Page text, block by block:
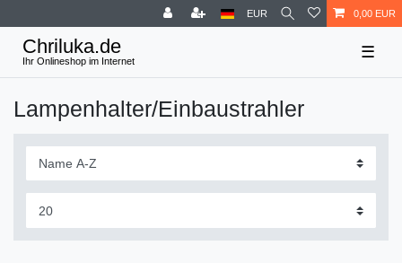
EUR 0,00 EUR
☰
Lampenhalter/Einbaustrahler